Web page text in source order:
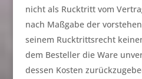
nicht als Rucktritt vom
nach Maßgabe der
seinem Rucktrittsrecht
dem Besteller die Ware
dessen Kosten